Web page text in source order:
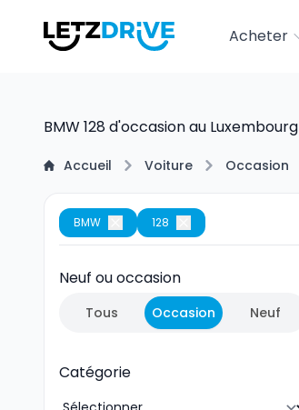
Acheter
BMW 128 d'occasion au Luxembourg
Accueil Voiture Occasion
BMW 128
Neuf ou occasion
Tous Occasion Neuf
Catégorie